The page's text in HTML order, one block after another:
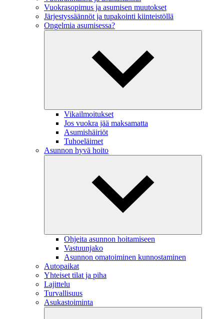
Vuokrasopimus ja asumisen muutokset
Järjestyssäännöt ja tupakointi kiinteistöllä
Ongelmia asumisessa?
Vikailmoitukset
Jos vuokra jää maksamatta
Asumishäiriöt
Tuhoeläimet
Asunnon hyvä hoito
Ohjeita asunnon hoitamiseen
Vastuunjako
Asunnon omatoiminen kunnostaminen
Autopaikat
Yhteiset tilat ja piha
Lajittelu
Turvallisuus
Asukastoiminta